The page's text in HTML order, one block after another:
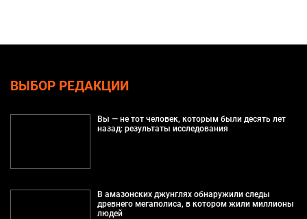
ВЫБОР РЕДАКЦИИ
Вы — не тот человек, которым были десять лет
назад: результаты исследования
В амазонских джунглях обнаружили следы
древнего мегаполиса, в котором жили миллионы
людей